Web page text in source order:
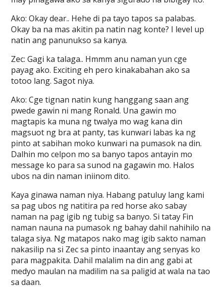
Ako: Okay dear.. Hehe di pa tayo tapos sa palabas.
Okay ba na mas akitin pa natin nag konte? I level up
natin ang panunukso sa kanya.
Zec: Gagi ka talaga.. Hmmm anu naman yun cge
payag ako. Exciting eh pero kinakabahan ako sa
totoo lang. Sagot niya.
Ako: Cge tignan natin kung hanggang saan ang
pwede gawin ni mang Ronald. Una gawin mo
magtapis ka muna ng twalya mo wag kana din
magsuot ng bra at panty, tas kunwari labas ka ng
pinto at sabihan moko kunwari na pumasok na din.
Dalhin mo celpon mo sa banyo tapos antayin mo
message ko para sa sunod na gagawin mo. Halos
ubos na din naman iniinom dito.
Kaya ginawa naman niya. Habang patuluy lang kami
sa pag ubos ng natitira pa red horse ako sabay
naman na pag igib ng tubig sa banyo. Si tatay Fin
naman nauna na pumasok ng bahay dahil nahihilo na
talaga siya. Ng matapos nako mag igib sakto naman
nakasilip na si Zec sa pinto inaantay ang senyas ko
para magpakita. Dahil malalim na din ang gabi at
medyo maulan na madilim na sa paligid at wala na tao
sa daan.